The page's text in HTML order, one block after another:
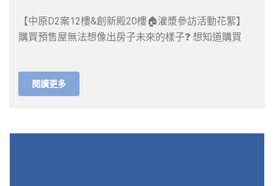
【中原D2案12樓&創新殿20樓🏠灌漿參訪活動花絮】
購買預售屋無法想像出房子未來的樣子❓ 想知道購買
閱讀更多